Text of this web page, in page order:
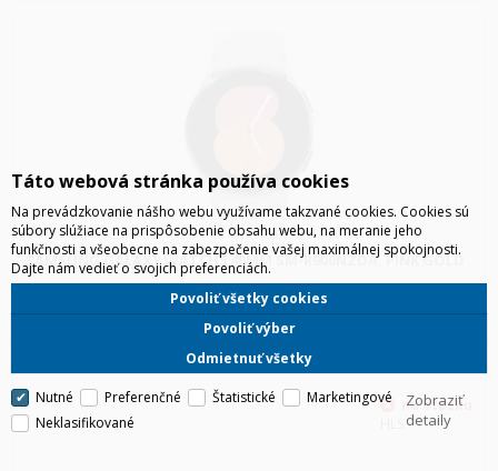
SAMSUNG GALAXY WATCH5 40MM SM-R900NZDA, PINK GOLD
Galaxy Watch5: Spoločník na dlhé cesty a váš osobný tréner Moderné,
cool a nabité užitočnými funkciami: Zažiaria na každom zápästí. Krásne
čisté línie, jednoliaty dizajn, variabilné remienka s vysokou úrovňou
Táto webová stránka používa cookies
Na prevádzkovanie nášho webu využívame takzvané cookies. Cookies sú
súbory slúžiace na prispôsobenie obsahu webu, na meranie jeho
funkčnosti a všeobecne na zabezpečenie vašej maximálnej spokojnosti.
Dajte nám vedieť o svojich preferenciách.
Odmietnuť všetky
Povoliť výber
Povoliť všetky cookies
Nutné Preferenčné Štatistické
Marketingové
Neklasifikované
Zobraziť
detaily